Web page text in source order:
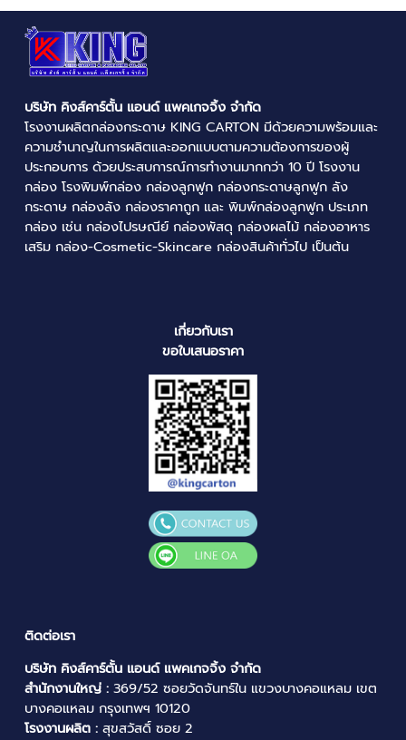
บริษัท คิงส์คาร์ตั้น แอนด์ แพคเกจจิ้ง จำกัด
โรงงานผลิตกล่องกระดาษKING CARTON มีด้วยความพร้อมและ
ความชำนาญในการผลิตและออกแบบตามความต้องการของผู้
ประกอบการ ด้วยประสบการณ์การทำงานมากกว่า 10 ปี โรงงาน
กล่อง โรงพิมพ์กล่อง กล่องลูกฟูก กล่องกระดาษลูกฟูก ลัง
กระดาษ กล่องลัง กล่องราคาถูกและ พิมพ์กล่องลูกฟูกประเภท
กล่อง เช่น กล่องไปรษณีย์ กล่องพัสดุ กล่องผลไม้กล่องอาหาร
เสริม กล่อง-Cosmetic-Skincare กล่องสินค้าทั่วไป เป็นต้น
เกี่ยวกับเรา
ขอใบเสนอราคา
ติดต่อเรา
บริษัท คิงส์คาร์ตั้น แอนด์ แพคเกจจิ้ง จำกัด
สำนักงานใหญ่ :369/52 ซอยวัดจันทร์ใน แขวงบางคอแหลม เขต
บางคอแหลม กรุงเทพฯ 10120
โรงงานผลิต :สุขสวัสดิ์ ซอย 2